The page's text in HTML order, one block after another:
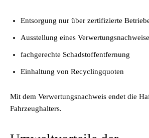
Entsorgung nur über zertifizierte
Ausstellung eines
fachgerechte Schadstoffentfernung
Einhaltung von Recyclingquoten
Mit dem Verwertungsnachweis endet die
Fahrzeughalters.